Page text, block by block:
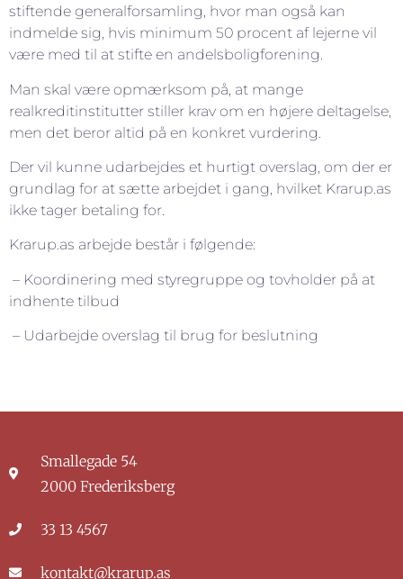
stiftende generalforsamling, hvor man også kan
indmelde sig, hvis minimum 50 procent af lejerne vil
være med til at stifte en andelsboligforening.
Man skal være opmærksom på, at mange
realkreditinstitutter stiller krav om en højere deltagelse,
men det beror altid på en konkret vurdering.
Der vil kunne udarbejdes et hurtigt overslag, om der er
grundlag for at sætte arbejdet i gang, hvilket Krarup.as
ikke tager betaling for.
Krarup.as arbejde består i følgende:
– Koordinering med styregruppe og tovholder på at
indhente tilbud
– Udarbejde overslag til brug for beslutning
Smallegade 54
2000 Frederiksberg
33 13 4567
kontakt@krarup.as